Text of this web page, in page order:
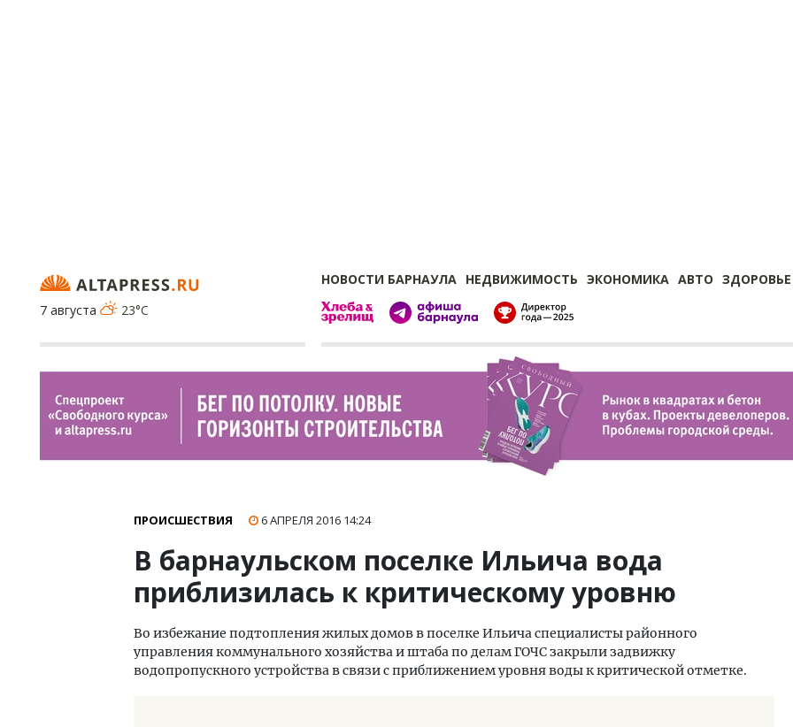
НОВОСТИ БАРНАУЛА НЕДВИЖИМОСТЬ ЭКОНОМИКА АВТО ЗДОРОВЬЕ
7 августа
23°C
ПРОИСШЕСТВИЯ 6 АПРЕЛЯ 2016 14:24
В барнаульском поселке Ильича вода
приблизилась к критическому уровню
Во избежание подтопления жилых домов в поселке Ильича специалисты районного
управления коммунального хозяйства и штаба по делам ГОЧС закрыли задвижку
водопропускного устройства в связи с приближением уровня воды к критической отметке.